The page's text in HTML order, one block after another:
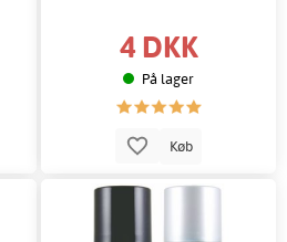
4 DKK
På lager
Køb